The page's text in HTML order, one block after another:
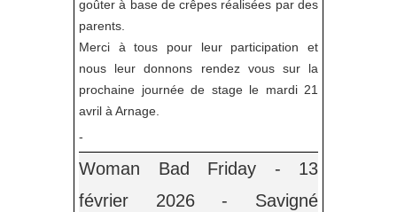
goûter à base de crêpes réalisées par des
parents.
Merci à tous pour leur participation et
nous leur donnons rendez vous sur la
prochaine journée de stage le mardi 21
avril à Arnage.
-
Woman Bad Friday - 13
février 2026 - Savigné